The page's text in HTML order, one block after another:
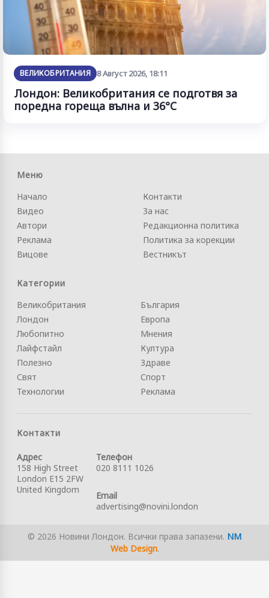
ВЕЛИКОБРИТАНИЯ 8 Август 2026, 18:11
Лондон: Великобритания се подготвя за
поредна гореща вълна и 36°C
Меню
Начало
Видео
Автори
Реклама
Вицове
Контакти
За нас
Редакционна политика
Политика за корекции
Вестникът
Категории
Великобритания
Лондон
Любопитно
Лайфстайл
Полезно
Свят
Технологии
България
Европа
Мнения
Култура
Здраве
Спорт
Реклама
Контакти
Адрес
158 High Street
London E15 2FW
United Kingdom
Телефон
020 8111 1026
Email
advertising@novini.london
© 2026 Новини Лондон. Всички права запазени. NM
Web Design.